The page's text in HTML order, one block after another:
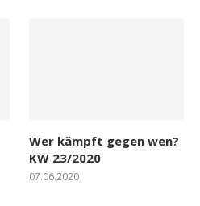
Wer kämpft gegen wen?
KW 23/2020
07.06.2020